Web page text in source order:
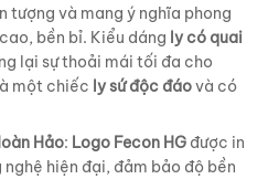
tượng và mang ý nghĩa phong
bền bỉ. Kiểu dáng ly có quai
lại sự thoải mái tối đa cho
một chiếc ly sứ độc đáovà có
Hảo: Logo Fecon HG được in
hiện đại, đảm bảo độ bền